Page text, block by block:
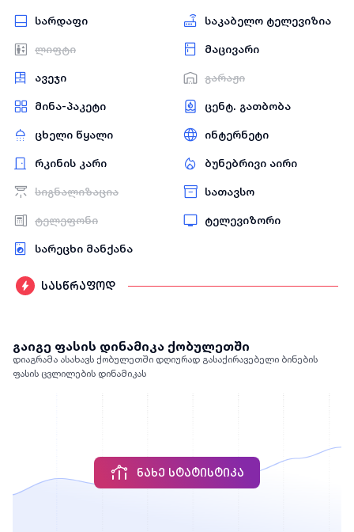
სარდაფი საკაბელო ტელევიზია
ლიფტი მაცივარი
ავეჯი გარაჟი
მინა-პაკეტი ცენტ. გათბობა
ცხელი წყალი ინტერნეტი
რკინის კარი ბუნებრივი აირი
სიგნალიზაცია სათავსო
ტელეფონი ტელევიზორი
სარეცხი მანქანა
სასწრაფოდ
გაიგე ფასის დინამიკა ქობულეთში
დიაგრამა ასახავს ქობულეთში დღიურად გასაქირავებელი ბინების
ფასის ცვლილების დინამიკას
ᲜᲐᲮᲔ ᲡᲢᲐᲢᲘᲡᲢᲘᲙᲐ